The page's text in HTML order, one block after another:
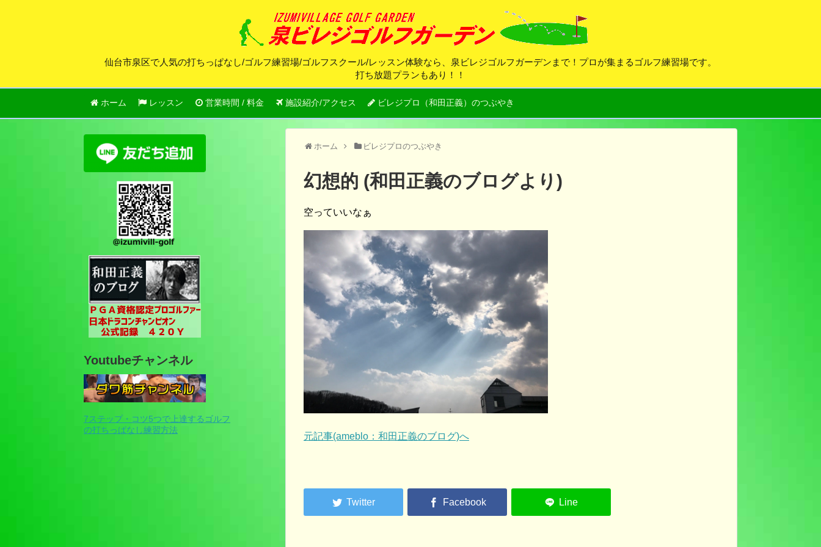
仙台市泉区で人気の打ちっぱなし/ゴルフ練習場/ゴルフスクール/レッスン体験なら、泉ビレジゴルフガーデンまで！プロが集まるゴルフ練習場です。
打ち放題プランもあり！！
ホーム レッスン 営業時間 / 料金 施設紹介/アクセス ビレジプロ（和田正義）のつぶやき
ホーム ビレジプロのつぶやき
幻想的 (和田正義のブログより)
空っていいなぁ
元記事(ameblo：和田正義のブログ)へ
Youtubeチャンネル
7ステップ・コツ5つで上達するゴルフ
の打ちっぱなし練習方法